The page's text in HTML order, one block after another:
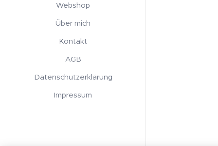
Webshop
Über mich
Kontakt
AGB
Datenschutzerklärung
Impressum